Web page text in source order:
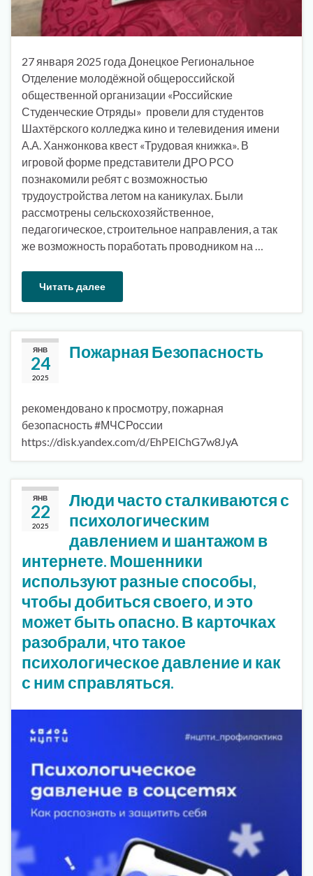
27 января 2025 года Донецкое Региональное
Отделение молодёжной общероссийской
общественной организации «Российские
Студенческие Отряды» провели для студентов
Шахтёрского колледжа кино и телевидения имени
А.А. Ханжонкова квест «Трудовая книжка». В
игровой форме представители ДРО РСО
познакомили ребят с возможностью
трудоустройства летом на каникулах. Были
рассмотрены сельскохозяйственное,
педагогическое, строительное направления, а так
же возможность поработать проводником на …
Читать далее
ЯНВ
24
2025
Пожарная Безопасность
рекомендовано к просмотру, пожарная
безопасность #МЧСРоссии
https://disk.yandex.com/d/EhPEIChG7w8JyA
ЯНВ
22
2025
Люди часто сталкиваются с
психологическим
давлением и шантажом в
интернете. Мошенники
используют разные способы,
чтобы добиться своего, и это
может быть опасно. В карточках
разобрали, что такое
психологическое давление и как
с ним справляться.